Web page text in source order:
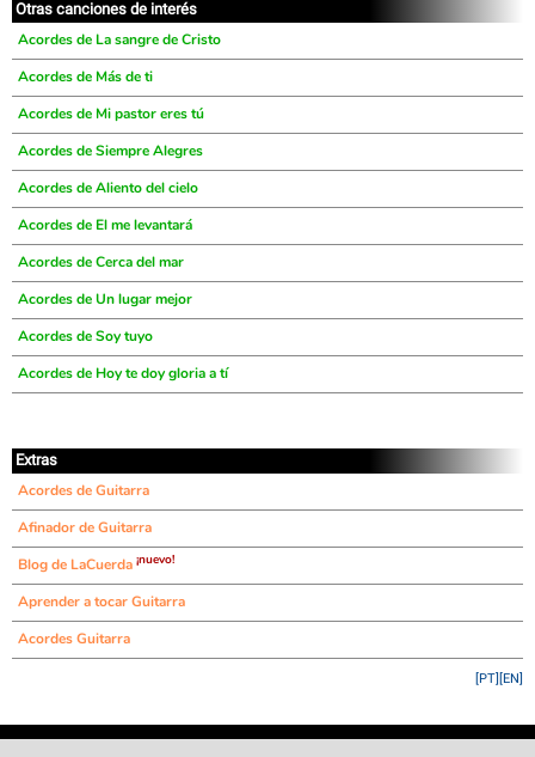
Otras canciones de interés
Acordes de La sangre de Cristo
Acordes de Más de ti
Acordes de Mi pastor eres tú
Acordes de Siempre Alegres
Acordes de Aliento del cielo
Acordes de El me levantará
Acordes de Cerca del mar
Acordes de Un lugar mejor
Acordes de Soy tuyo
Acordes de Hoy te doy gloria a tí
Extras
Acordes de Guitarra
Afinador de Guitarra
Blog de LaCuerda ¡nuevo!
Aprender a tocar Guitarra
Acordes Guitarra
[EN]
[PT]